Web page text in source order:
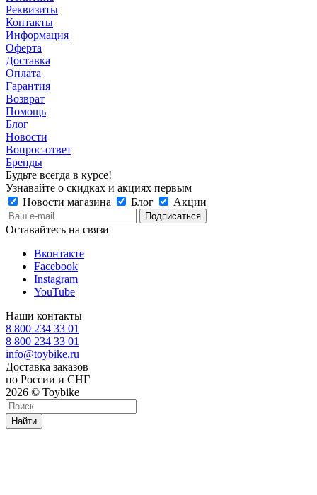
Реквизиты
Контакты
Информация
Оферта
Доставка
Оплата
Гарантия
Возврат
Помощь
Блог
Новости
Вопрос-ответ
Бренды
Будьте всегда в курсе!
Узнавайте о скидках и акциях первым
Новости магазина
Блог Акции
Оставайтесь на связи
Вконтакте
Facebook
Instagram
YouTube
Наши контакты
8 800 234 33 01
8 800 234 33 01
info@toybike.ru
Доставка заказов
по России и СНГ
2026 © Toybike
Найти